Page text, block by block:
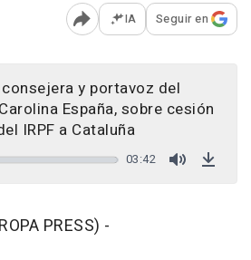
Abrir opciones para
IA Seguir en
consejera y portavoz del
España, sobre cesión
IRPF a Cataluña
03:42
PRESS) -